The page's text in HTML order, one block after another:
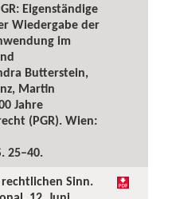
Eigenständige
Wiedergabe der
im
Butterstein,
Martin
Jahre
(PGR). Wien:
25–40.
rechtlichen Sinn.